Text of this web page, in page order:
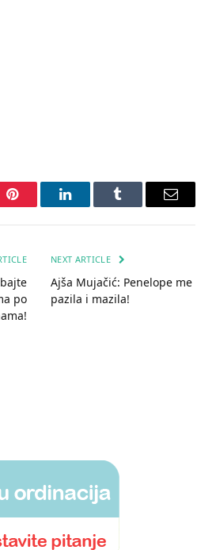
Pinterest LinkedInTumblr Email
po
NEXT ARTICLE
Ajša Mujačić: Penelope me
pazila i mazila!